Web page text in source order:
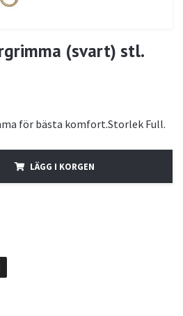
(svart) stl.
för bästa komfort.Storlek Full.
LÄGG I KORGEN